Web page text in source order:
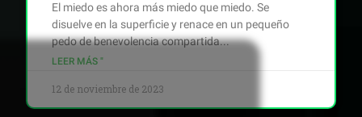
El miedo es ahora más miedo que miedo. Se
disuelve en la superficie y renace en un pequeño
pedo de benevolencia compartida...
LEER MÁS "
12 de noviembre de 2023